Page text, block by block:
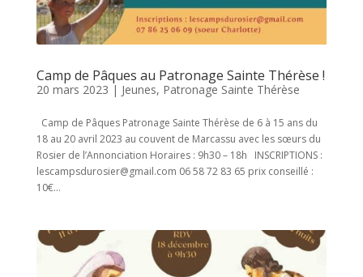
Camp de Pâques au Patronage Sainte Thérèse !
20 mars 2023 | Jeunes, Patronage Sainte Thérèse
Camp de Pâques Patronage Sainte Thérèse de 6 à 15 ans du
18 au 20 avril 2023 au couvent de Marcassu avec les sœurs du
Rosier de l’Annonciation Horaires : 9h30 – 18h INSCRIPTIONS :
lescampsdurosier@gmail.com 06 58 72 83 65 prix conseillé :
10€...